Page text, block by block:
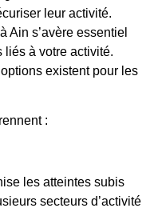
leur activité.
Ain s’avère essentiel
liés à votre activité.
existent pour les
:
les atteintes subis
secteurs d’activité